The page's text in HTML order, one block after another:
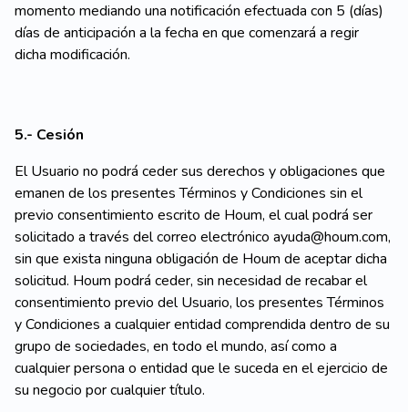
momento mediando una notificación efectuada con 5 (días)
días de anticipación a la fecha en que comenzará a regir
dicha modificación.
5.- Cesión
El Usuario no podrá ceder sus derechos y obligaciones que
emanen de los presentes Términos y Condiciones sin el
previo consentimiento escrito de Houm, el cual podrá ser
solicitado a través del correo electrónico ayuda@houm.com,
sin que exista ninguna obligación de Houm de aceptar dicha
solicitud. Houm podrá ceder, sin necesidad de recabar el
consentimiento previo del Usuario, los presentes Términos
y Condiciones a cualquier entidad comprendida dentro de su
grupo de sociedades, en todo el mundo, así como a
cualquier persona o entidad que le suceda en el ejercicio de
su negocio por cualquier título.